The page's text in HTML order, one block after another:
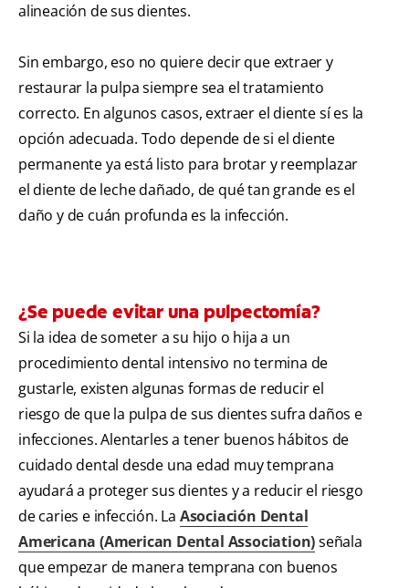
alineación de sus dientes.
Sin embargo, eso no quiere decir que extraer y
restaurar la pulpa siempre sea el tratamiento
correcto. En algunos casos, extraer el diente sí es la
opción adecuada. Todo depende de si el diente
permanente ya está listo para brotar y reemplazar
el diente de leche dañado, de qué tan grande es el
daño y de cuán profunda es la infección.
¿Se puede evitar una pulpectomía?
Si la idea de someter a su hijo o hija a un
procedimiento dental intensivo no termina de
gustarle, existen algunas formas de reducir el
riesgo de que la pulpa de sus dientes sufra daños e
infecciones. Alentarles a tener buenos hábitos de
cuidado dental desde una edad muy temprana
ayudará a proteger sus dientes y a reducir el riesgo
de caries e infección. La Asociación Dental
Americana (American Dental Association)señala
que empezar de manera temprana con buenos